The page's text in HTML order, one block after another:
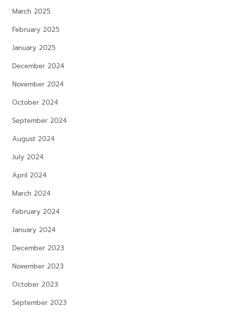
March 2025
February 2025
January 2025
December 2024
November 2024
October 2024
September 2024
August 2024
July 2024
April 2024
March 2024
February 2024
January 2024
December 2023
November 2023
October 2023
September 2023